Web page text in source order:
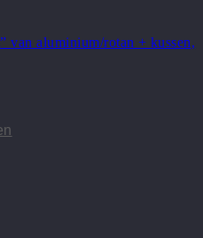
van aluminium/rotan + kussen,